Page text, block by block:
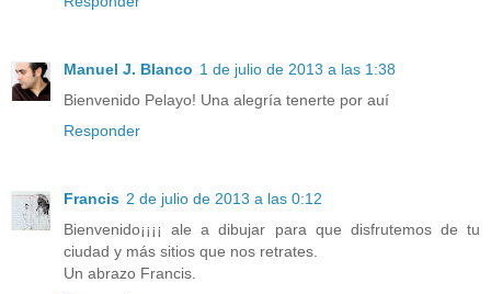
Manuel J. Blanco 1 de julio de 2013 a las 1:38
Bienvenido Pelayo! Una alegría tenerte por auí
Responder
Francis 2 de julio de 2013 a las 0:12
Bienvenido¡¡¡¡ ale a dibujar para que disfrutemos de tu
ciudad y más sitios que nos retrates.
Un abrazo Francis.